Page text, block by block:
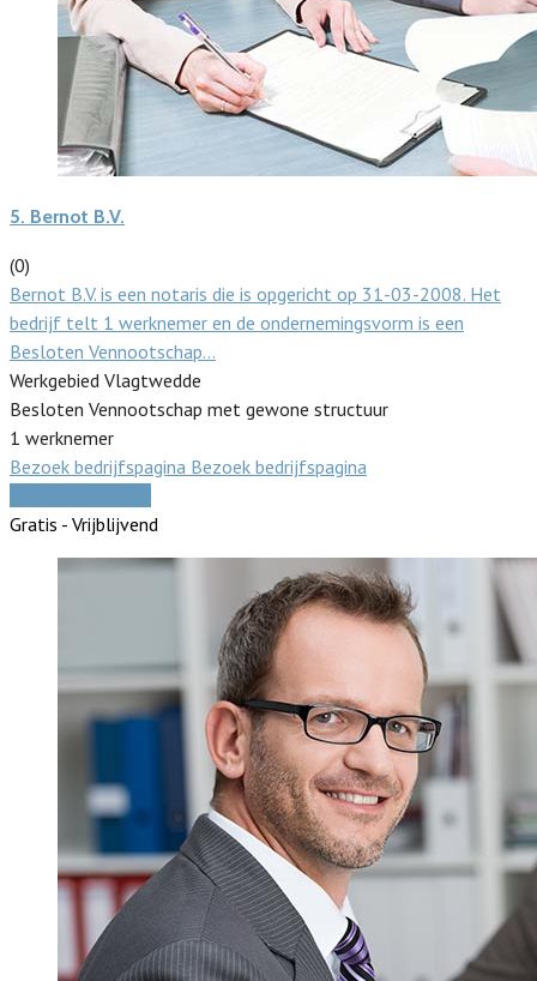
5. Bernot B.V.
(0)
Bernot B.V. is een notaris die is opgericht op 31-03-2008. Het
bedrijf telt 1 werknemer en de ondernemingsvorm is een
Besloten Vennootschap…
Werkgebied Vlagtwedde
Besloten Vennootschap met gewone structuur
1 werknemer
Bezoek bedrijfspagina Bezoek bedrijfspagina
Gratis - Vrijblijvend